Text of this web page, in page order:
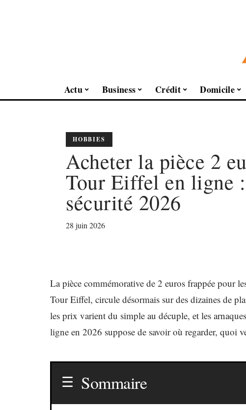
Actu Business Crédit Domicile
HOBBIES
Acheter la pièce 2
Tour Eiffel en ligne
sécurité 2026
28 juin 2026
La pièce commémorative de 2 euros frappée pour
Tour Eiffel, circule désormais sur des dizaines de
les prix varient du simple au décuple, et les
ligne en 2026 suppose de savoir où regarder, quoi
Sommaire